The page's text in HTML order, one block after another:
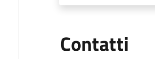
Contatti